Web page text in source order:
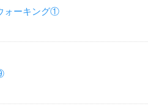
ォーキング①